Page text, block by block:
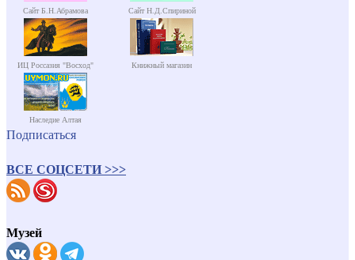
Сайт Б.Н.Абрамова Сайт Н.Д.Спириной
ИЦ Россазия "Восход" Книжный магазин
Наследие Алтая
Подписаться
ВСЕ СОЦСЕТИ >>>
Музей